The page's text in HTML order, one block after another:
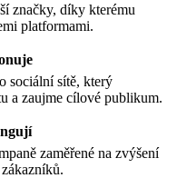
značky, díky kterému
platformami.
sociální sítě, který
a zaujme cílové publikum.
zaměřené na zvýšení